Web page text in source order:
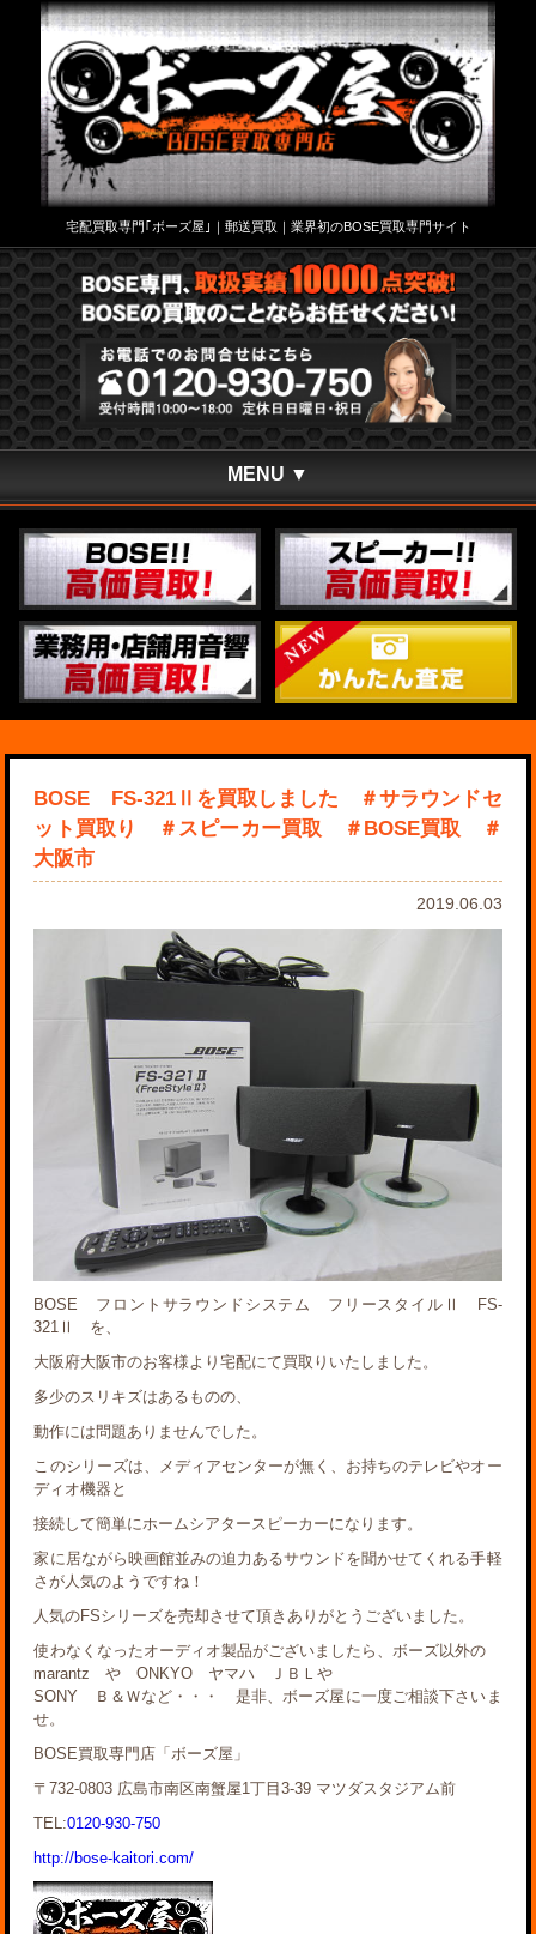
宅配買取専門｢ボーズ屋｣｜郵送買取｜業界初のBOSE買取専門サイト
MENU ▼
BOSE FS-321Ⅱを買取しました ＃サラウンドセ
ット買取り ＃スピーカー買取 ＃BOSE買取 ＃
大阪市
2019.06.03
BOSE フロントサラウンドシステム フリースタイルⅡ FS-
321Ⅱ を、
大阪府大阪市のお客様より宅配にて買取りいたしました。
多少のスリキズはあるものの、
動作には問題ありませんでした。
このシリーズは、メディアセンターが無く、お持ちのテレビやオー
ディオ機器と
接続して簡単にホームシアタースピーカーになります。
家に居ながら映画館並みの迫力あるサウンドを聞かせてくれる手軽
さが人気のようですね！
人気のFSシリーズを売却させて頂きありがとうございました。
使わなくなったオーディオ製品がございましたら、ボーズ以外の
marantz や ONKYO ヤマハ ＪＢＬや
SONY Ｂ＆Ｗなど・・・ 是非、ボーズ屋に一度ご相談下さいま
せ。
BOSE買取専門店「ボーズ屋」
〒732-0803 広島市南区南蟹屋1丁目3-39 マツダスタジアム前
TEL:0120-930-750
http://bose-kaitori.com/